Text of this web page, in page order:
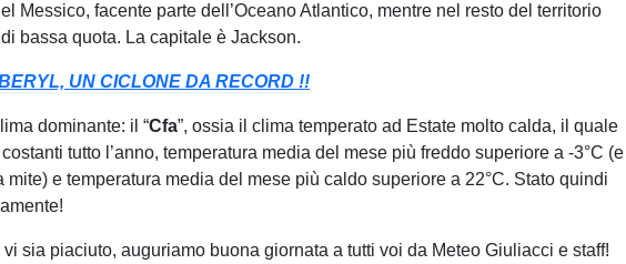
Messico, facente parte dell’Oceano Atlantico, mentre nel resto del territorio
bassa quota. La capitale è Jackson.
UN CICLONE DA RECORD !!
dominante: il “Cfa”, ossia il clima temperato ad Estate molto calda, il quale
tutto l’anno, temperatura media del mese più freddo superiore a -3°C (e
mite) e temperatura media del mese più caldo superiore a 22°C. Stato quindi
sia piaciuto, auguriamo buona giornata a tutti voi da Meteo Giuliacci e staff!